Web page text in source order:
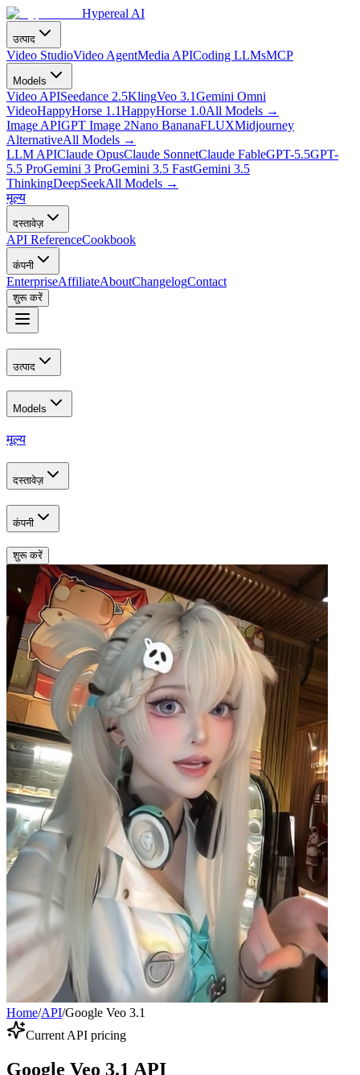
Hypereal AI
उत्पाद
Video StudioVideo AgentMedia APICoding LLMsMCP
Models
Video APISeedance 2.5KlingVeo 3.1Gemini Omni
VideoHappyHorse 1.1HappyHorse 1.0All Models →
Image APIGPT Image 2Nano BananaFLUXMidjourney
AlternativeAll Models →
LLM APIClaude OpusClaude SonnetClaude FableGPT-5.5GPT-
5.5 ProGemini 3 ProGemini 3.5 FastGemini 3.5
ThinkingDeepSeekAll Models →
मूल्य
दस्तावेज़
API ReferenceCookbook
कंपनी
EnterpriseAffiliateAboutChangelogContact
शुरू करें
उत्पाद
Models
मूल्य
दस्तावेज़
कंपनी
शुरू करें
Home/API/Google Veo 3.1
Current API pricing
Google Veo 3.1 API